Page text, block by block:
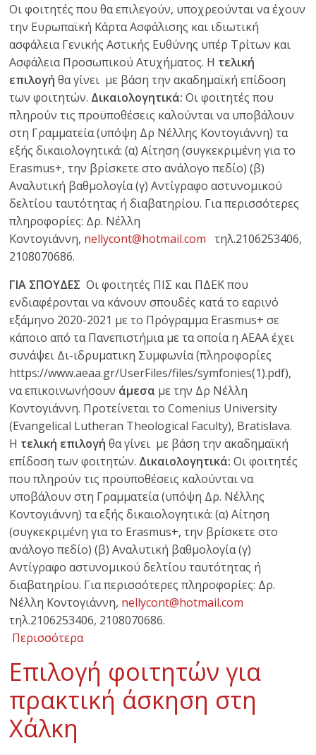
Οι φοιτητές που θα επιλεγούν, υποχρεούνται να έχουν
την Ευρωπαϊκή Κάρτα Ασφάλισης και ιδιωτική
ασφάλεια Γενικής Αστικής Ευθύνης υπέρ Τρίτων και
Ασφάλεια Προσωπικού Ατυχήματος. Η τελική
επιλογή θα γίνει με βάση την ακαδημαϊκή επίδοση
των φοιτητών. Δικαιολογητικά:Οι φοιτητές που
πληρούν τις προϋποθέσεις καλούνται να υποβάλουν
στη Γραμματεία (υπόψη Δρ Νέλλης Κοντογιάννη) τα
εξής δικαιολογητικά: (α) Αίτηση (συγκεκριμένη για το
Erasmus+, την βρίσκετε στο ανάλογο πεδίο) (β)
Αναλυτική βαθμολογία (γ) Αντίγραφο αστυνομικού
δελτίου ταυτότητας ή διαβατηρίου. Για περισσότερες
πληροφορίες: Δρ. Νέλλη
Κοντογιάννη, nellycont@hotmail.com τηλ.2106253406,
2108070686.
ΓΙΑ ΣΠΟΥΔΕΣ Οι φοιτητές ΠΙΣ και ΠΔΕΚ που
ενδιαφέρονται να κάνουν σπουδές κατά το εαρινό
εξάμηνο 2020-2021 με το Πρόγραμμα Erasmus+ σε
κάποιο από τα Πανεπιστήμια με τα οποία η ΑΕΑΑ έχει
συνάψει Δι-ιδρυματικη Συμφωνία (πληροφορίες
https://www.aeaa.gr/UserFiles/files/symfonies(1).pdf),
να επικοινωνήσουν άμεσα με την Δρ Νέλλη
Κοντογιάννη. Προτείνεται το Comenius University
(Evangelical Lutheran Theological Faculty), Bratislava.
Η τελική επιλογή θα γίνει με βάση την ακαδημαϊκή
επίδοση των φοιτητών. Δικαιολογητικά:Οι φοιτητές
που πληρούν τις προϋποθέσεις καλούνται να
υποβάλουν στη Γραμματεία (υπόψη Δρ. Νέλλης
Κοντογιάννη) τα εξής δικαιολογητικά: (α) Αίτηση
(συγκεκριμένη για το Erasmus+, την βρίσκετε στο
ανάλογο πεδίο) (β) Αναλυτική βαθμολογία (γ)
Αντίγραφο αστυνομικού δελτίου ταυτότητας ή
διαβατηρίου. Για περισσότερες πληροφορίες: Δρ.
Νέλλη Κοντογιάννη, nellycont@hotmail.com
τηλ.2106253406, 2108070686.
Περισσότερα
Eπιλογή φοιτητών για
πρακτική άσκηση στη
Χάλκη